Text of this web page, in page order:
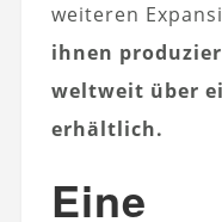
weiteren
ihnen
weltweit über
erhältlich.
Eine